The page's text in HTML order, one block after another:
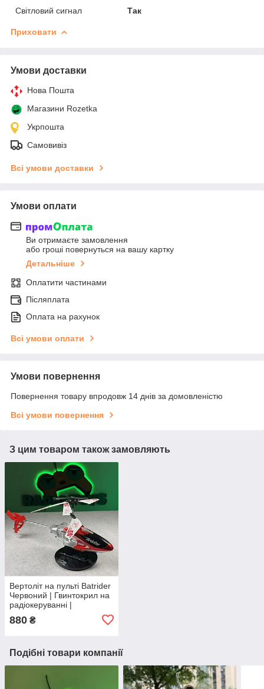
Світловий сигнал Так
Приховати
Умови доставки
Нова Пошта
Магазини Rozetka
Укрпошта
Самовивіз
Всі умови доставки
Умови оплати
Ви отримаєте замовлення
або гроші повернуться на вашу картку
Детальніше
Оплатити частинами
Післяплата
Оплата на рахунок
Всі умови оплати
Умови повернення
Повернення товару впродовж 14 днів за домовленістю
Всі умови повернення
З цим товаром також замовляють
Вертоліт на пульті Batrider
Червоний | Гвинтокрил на
радіокеруванні |
радіоуправлінні
880 ₴
Подібні товари компанії